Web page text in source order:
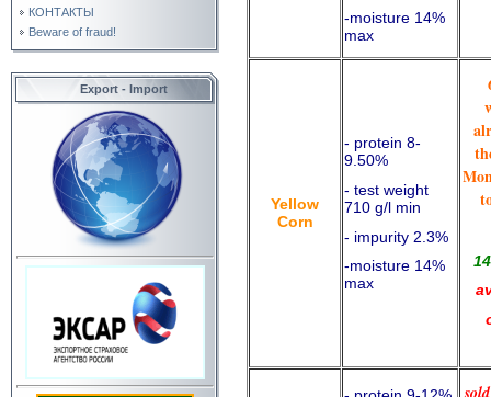
КОНТАКТЫ
Beware of fraud!
Export - Import
-moisture 14%
max
Yellow
Corn
- protein 8-
9.50%
- test weight
710 g/l min
- impurity 2.3%
-moisture 14%
max